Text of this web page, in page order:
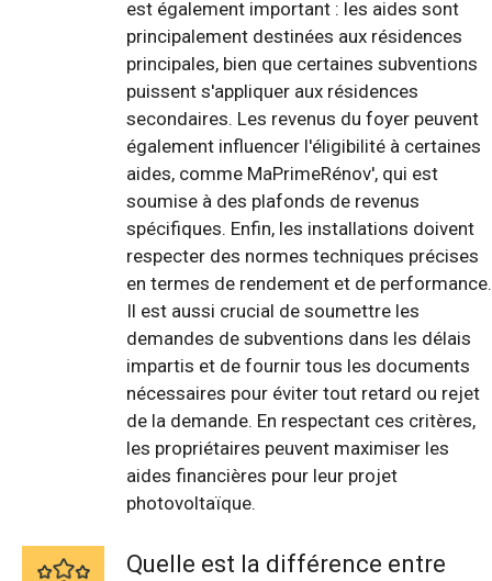
est également important : les aides sont
principalement destinées aux résidences
principales, bien que certaines subventions
puissent s'appliquer aux résidences
secondaires. Les revenus du foyer peuvent
également influencer l'éligibilité à certaines
aides, comme MaPrimeRénov', qui est
soumise à des plafonds de revenus
spécifiques. Enfin, les installations doivent
respecter des normes techniques précises
en termes de rendement et de performance.
Il est aussi crucial de soumettre les
demandes de subventions dans les délais
impartis et de fournir tous les documents
nécessaires pour éviter tout retard ou rejet
de la demande. En respectant ces critères,
les propriétaires peuvent maximiser les
aides financières pour leur projet
photovoltaïque.
Quelle est la différence entre